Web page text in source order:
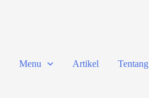
Menu Artikel Tentang